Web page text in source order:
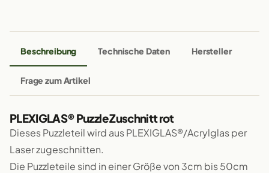
Beschreibung Technische Daten Hersteller
Frage zum Artikel
PLEXIGLAS® Puzzle Zuschnitt rot
Dieses Puzzleteil wird aus PLEXIGLAS®/Acrylglas per
Laser zugeschnitten.
Die Puzzleteile sind in einer Größe von 3cm bis 50cm